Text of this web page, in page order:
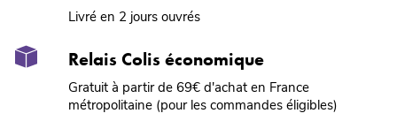
Livré en 2 jours ouvrés
Relais Colis économique
Gratuit à partir de 69€ d'achat en France
métropolitaine (pour les commandes éligibles)